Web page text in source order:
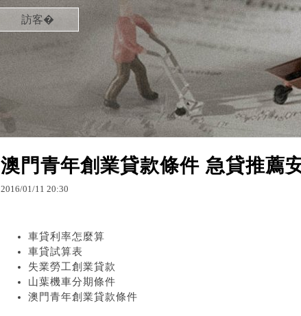
訪客�
澳門青年創業貸款條件 急貸推薦
2016/01/11 20:30
車貸利率怎麼算
車貸試算表
失業勞工創業貸款
山葉機車分期條件
澳門青年創業貸款條件